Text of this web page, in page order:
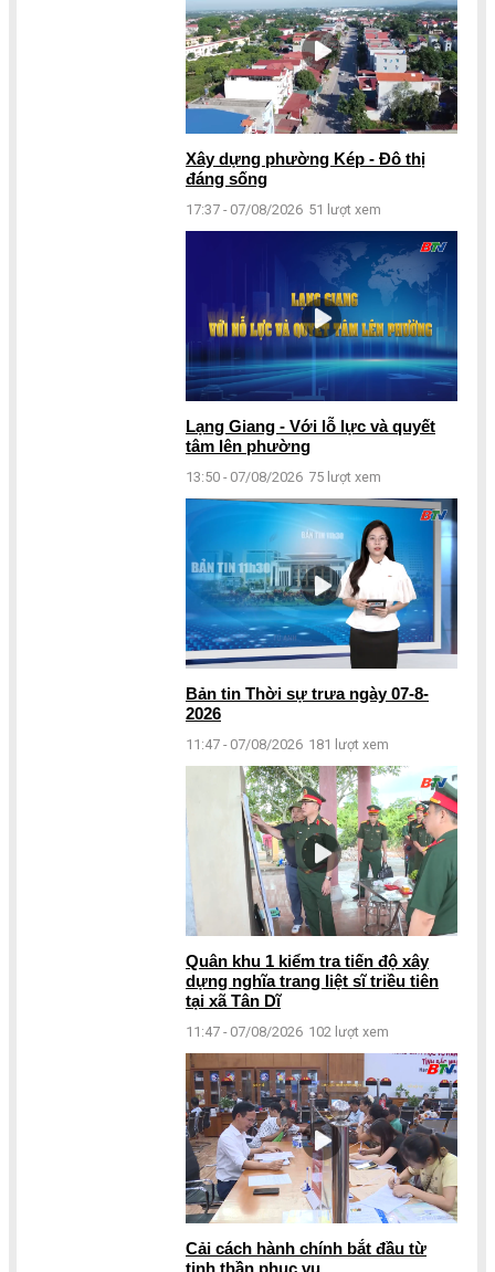
Xây dựng phường Kép - Đô thị
đáng sống
17:37 - 07/08/2026 51 lượt xem
Lạng Giang - Với lỗ lực và quyết
tâm lên phường
13:50 - 07/08/2026 75 lượt xem
Bản tin Thời sự trưa ngày 07-8-
2026
11:47 - 07/08/2026 181 lượt xem
Quân khu 1 kiểm tra tiến độ xây
dựng nghĩa trang liệt sĩ triều tiên
tại xã Tân Dĩ
11:47 - 07/08/2026 102 lượt xem
Cải cách hành chính bắt đầu từ
tinh thần phục vụ